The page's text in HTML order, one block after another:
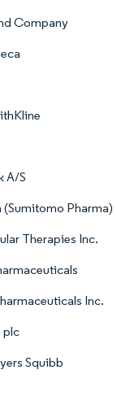
Company
A/S
(Sumitomo Pharma)
Therapies Inc.
Inc.
plc
Squibb